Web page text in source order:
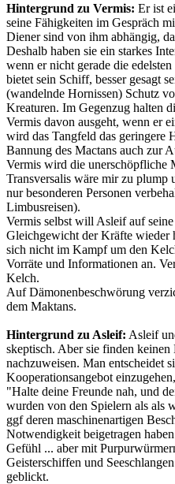
Hintergrund zu Vermis: Er ist
seine Fähigkeiten im Gespräch
Diener sind von ihm abhängig,
Deshalb haben sie ein starkes
wenn er nicht gerade die
bietet sein Schiff, besser gesagt
(wandelnde Hornissen) Schutz
Kreaturen. Im Gegenzug halten
Vermis davon ausgeht, wenn er
wird das Tangfeld das geringere
Bannung des Mactans auch zur
Vermis wird die unerschöpfliche
Transversalis wäre mir zu plump
nur besonderen Personen
Limbusreisen).
Vermis selbst will Asleif auf
Gleichgewicht der Kräfte wieder
sich nicht im Kampf um den
Vorräte und Informationen an.
Kelch.
Auf Dämonenbeschwörung
dem Maktans.
Hintergrund zu Asleif: Asleif
skeptisch. Aber sie finden
nachzuweisen. Man entscheidet
Kooperationsangebot
"Halte deine Freunde nah, und
wurden von den Spielern als als
ggf deren maschinenartigen
Notwendigkeit beigetragen
Gefühl ... aber mit
Geisterschiffen und
geblickt.